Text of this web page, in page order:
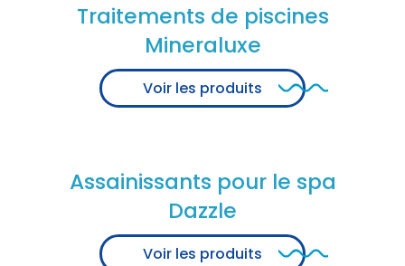
Traitements de piscines
Mineraluxe
Voir les produits
Assainissants pour le spa
Dazzle
Voir les produits